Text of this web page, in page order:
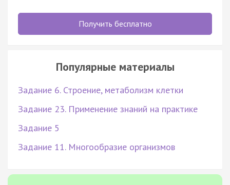
Получить бесплатно
Популярные материалы
Задание 6. Строение, метаболизм клетки
Задание 23. Применение знаний на практике
Задание 5
Задание 11. Многообразие организмов